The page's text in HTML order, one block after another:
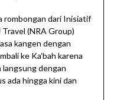
rombongan dari Inisiatif
(NRA Group)
kangen dengan
ke Ka’bah karena
langsung dengan
ada hingga kini dan